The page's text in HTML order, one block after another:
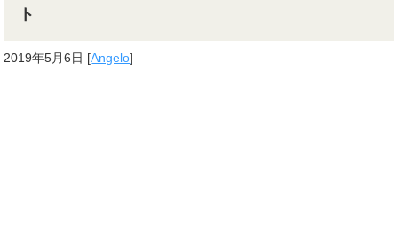
ト
2019年5月6日 [Angelo]